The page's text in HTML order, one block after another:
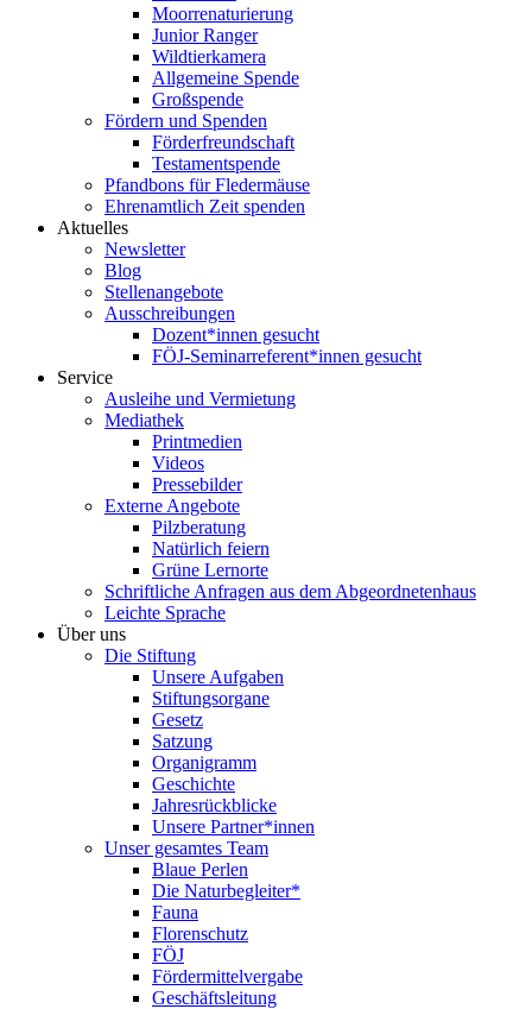
Moorrenaturierung
Junior Ranger
Wildtierkamera
Allgemeine Spende
Großspende
Fördern und Spenden
Förderfreundschaft
Testamentspende
Pfandbons für Fledermäuse
Ehrenamtlich Zeit spenden
Aktuelles
Newsletter
Blog
Stellenangebote
Ausschreibungen
Dozent*innen gesucht
FÖJ-Seminarreferent*innen gesucht
Service
Ausleihe und Vermietung
Mediathek
Printmedien
Videos
Pressebilder
Externe Angebote
Pilzberatung
Natürlich feiern
Grüne Lernorte
Schriftliche Anfragen aus dem Abgeordnetenhaus
Leichte Sprache
Über uns
Die Stiftung
Unsere Aufgaben
Stiftungsorgane
Gesetz
Satzung
Organigramm
Geschichte
Jahresrückblicke
Unsere Partner*innen
Unser gesamtes Team
Blaue Perlen
Die Naturbegleiter*
Fauna
Florenschutz
FÖJ
Fördermittelvergabe
Geschäftsleitung